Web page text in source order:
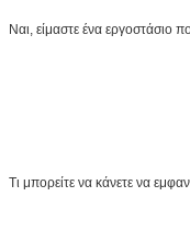
Ναι, είμαστε ένα εργοστάσιο
Τι μπορείτε να κάνετε να